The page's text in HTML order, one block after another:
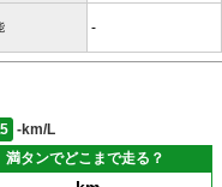
-
-km/L
満タンでどこまで走る？